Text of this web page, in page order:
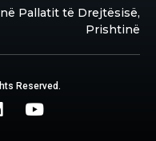
Pallatit të Drejtësisë,
Prishtinë
Reserved.